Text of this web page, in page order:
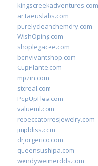
kingscreekadventures.com
antaeuslabs.com
purelycleanchemdry.com
WishOping.com
shoplegacee.com
bonvivantshop.com
CupPlante.com
mpzin.com
stcreal.com
PopUpFlea.com
valueml.com
rebeccatorresjewelry.com
jmpbliss.com
drjorgerico.com
queensushipa.com
wendyweimerdds.com